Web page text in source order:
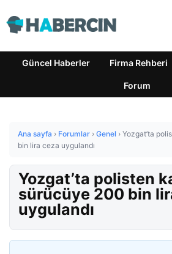
Güncel Haberler Firma Rehberi
Forum
Ana sayfa › Forumlar › Genel › Yozgat’ta
bin lira ceza uygulandı
Yozgat’ta polisten
sürücüye 200 bin
uygulandı